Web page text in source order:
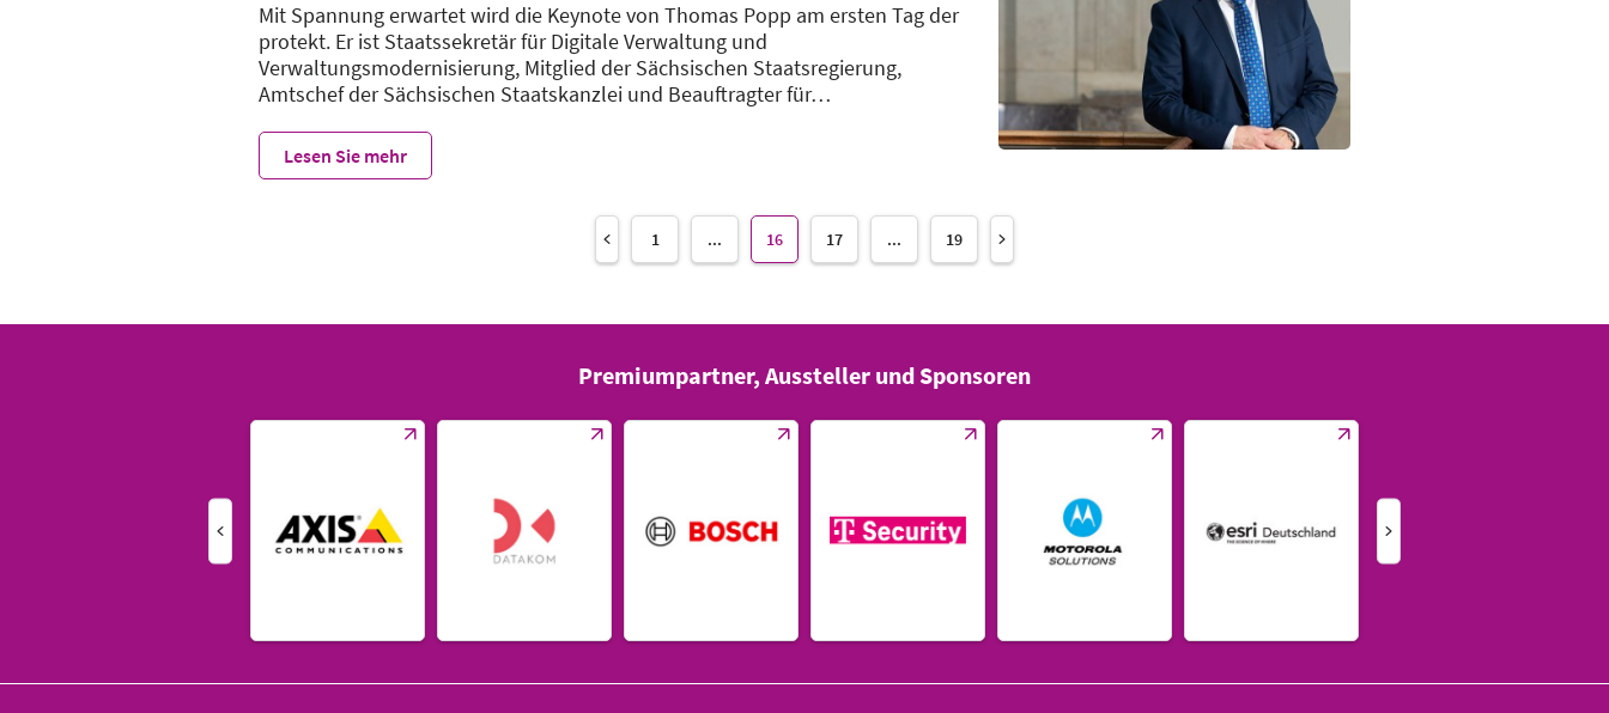
Mit Spannung erwartet wird die Keynote von Thomas Popp am ersten Tag der
protekt. Er ist Staatssekretär für Digitale Verwaltung und
Verwaltungsmodernisierung, Mitglied der Sächsischen Staatsregierung,
Amtschef der Sächsischen Staatskanzlei und Beauftragter für…
Lesen Sie mehr
1 ... 16 17 ... 19
Premiumpartner, Aussteller und Sponsoren